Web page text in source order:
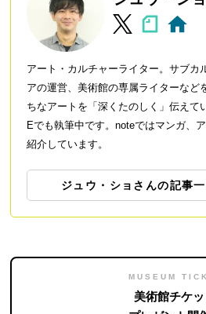
アート・カルチャーライター。サブカ
アの運営、美術館の専属ライターなど
ちなアートを「深くたのしく」伝えて
Eでも執筆中です。noteではマンガ、
紹介しています。
ジュウ・ショさんの記事
MUSEUM
美術館チケッ